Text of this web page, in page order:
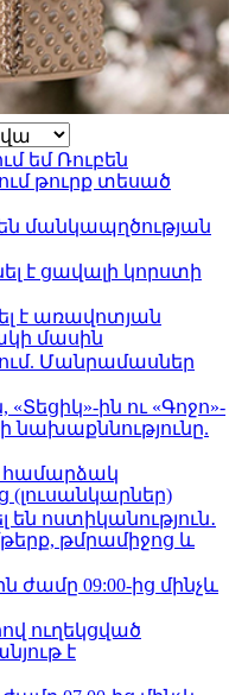
եմ Ռուբեն
թուրք տեսած
մանկապղծության
է ցավալի կորստի
է առավոտյան
մասին
Մանրամասներ
ին ու «Գոջո»-
նախաքննությունը.
(լուսանկարներ)
ոստիկանություն․
թմրամիջոց և
ժամը 09:00-ից մինչև
ուղեկցված
է